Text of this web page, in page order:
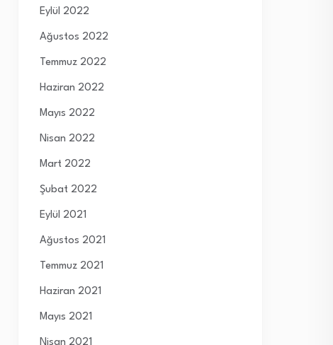
Eylül 2022
Ağustos 2022
Temmuz 2022
Haziran 2022
Mayıs 2022
Nisan 2022
Mart 2022
Şubat 2022
Eylül 2021
Ağustos 2021
Temmuz 2021
Haziran 2021
Mayıs 2021
Nisan 2021